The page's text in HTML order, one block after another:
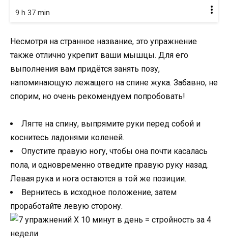
9 h 37 min
Несмотря на странное название, это упражнение
также отлично укрепит ваши мышцы. Для его
выполнения вам придётся занять позу,
напоминающую лежащего на спине жука. Забавно, не
спорим, но очень рекомендуем попробовать!
Лягте на спину, выпрямите руки перед собой и
коснитесь ладонями коленей.
Опустите правую ногу, чтобы она почти касалась
пола, и одновременно отведите правую руку назад.
Левая рука и нога остаются в той же позиции.
Вернитесь в исходное положение, затем
проработайте левую сторону.